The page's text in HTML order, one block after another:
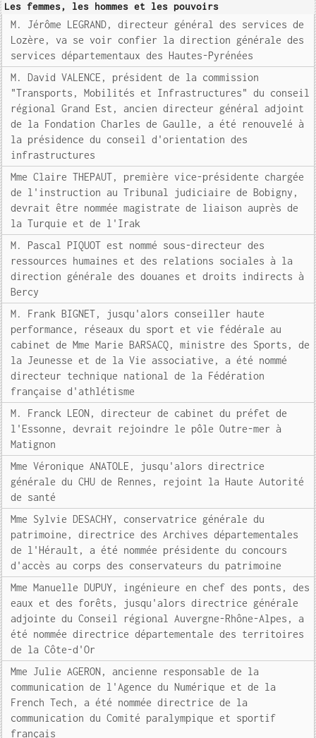
Les femmes, les hommes et les pouvoirs
M. Jérôme LEGRAND, directeur général des services de
Lozère, va se voir confier la direction générale des
services départementaux des Hautes-Pyrénées
M. David VALENCE, président de la commission
"Transports, Mobilités et Infrastructures" du conseil
régional Grand Est, ancien directeur général adjoint
de la Fondation Charles de Gaulle, a été renouvelé à
la présidence du conseil d'orientation des
infrastructures
Mme Claire THEPAUT, première vice-présidente chargée
de l'instruction au Tribunal judiciaire de Bobigny,
devrait être nommée magistrate de liaison auprès de
la Turquie et de l'Irak
M. Pascal PIQUOT est nommé sous-directeur des
ressources humaines et des relations sociales à la
direction générale des douanes et droits indirects à
Bercy
M. Frank BIGNET, jusqu'alors conseiller haute
performance, réseaux du sport et vie fédérale au
cabinet de Mme Marie BARSACQ, ministre des Sports, de
la Jeunesse et de la Vie associative, a été nommé
directeur technique national de la Fédération
française d'athlétisme
M. Franck LEON, directeur de cabinet du préfet de
l'Essonne, devrait rejoindre le pôle Outre-mer à
Matignon
Mme Véronique ANATOLE, jusqu'alors directrice
générale du CHU de Rennes, rejoint la Haute Autorité
de santé
Mme Sylvie DESACHY, conservatrice générale du
patrimoine, directrice des Archives départementales
de l'Hérault, a été nommée présidente du concours
d'accès au corps des conservateurs du patrimoine
Mme Manuelle DUPUY, ingénieure en chef des ponts, des
eaux et des forêts, jusqu'alors directrice générale
adjointe du Conseil régional Auvergne-Rhône-Alpes, a
été nommée directrice départementale des territoires
de la Côte-d'Or
Mme Julie AGERON, ancienne responsable de la
communication de l'Agence du Numérique et de la
French Tech, a été nommée directrice de la
communication du Comité paralympique et sportif
français